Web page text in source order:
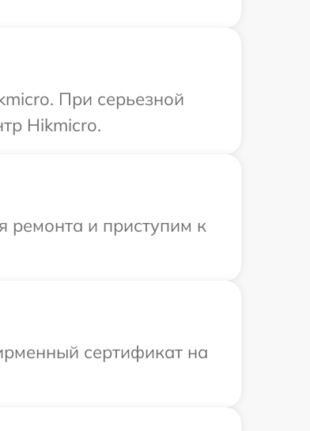
При серьезной
Hikmicro.
ремонта и приступим к
сертификат на